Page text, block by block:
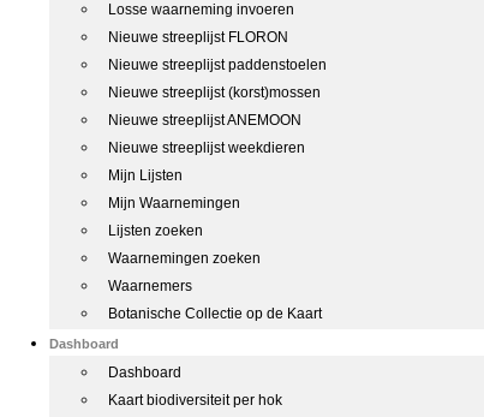
Losse waarneming invoeren
Nieuwe streeplijst FLORON
Nieuwe streeplijst paddenstoelen
Nieuwe streeplijst (korst)mossen
Nieuwe streeplijst ANEMOON
Nieuwe streeplijst weekdieren
Mijn Lijsten
Mijn Waarnemingen
Lijsten zoeken
Waarnemingen zoeken
Waarnemers
Botanische Collectie op de Kaart
Dashboard
Dashboard
Kaart biodiversiteit per hok